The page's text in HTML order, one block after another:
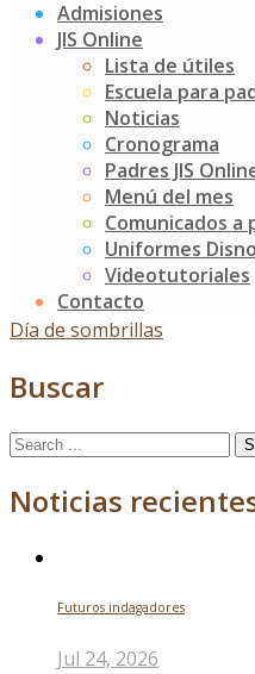
Admisiones
JIS Online
Lista de útiles
Escuela para
Noticias
Cronograma
Padres JIS
Menú del mes
Comunicados a
Uniformes
Videotutoriales
Contacto
Los dibujos, las letras y
voces, fueron las
aventura, donde los más
amigos a tener un
para así fomentar y
Gracias todas nuestras
espero y apoyo.
«Para viajar lejos, no hay
Emily Diekimaon
Post
navigation
Izada de bandera –
Día de sombrillas
Buscar
Search
Noticias
Futuros indagadores
Jul 24, 2026